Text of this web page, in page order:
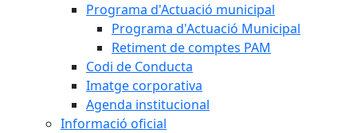
Programa d'Actuació municipal
Programa d'Actuació Municipal
Retiment de comptes PAM
Codi de Conducta
Imatge corporativa
Agenda institucional
Informació oficial